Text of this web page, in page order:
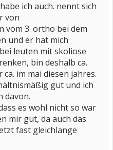
ich auch. nennt sich
von
vom 3. ortho bei dem
und er hat mich
leuten mit skoliose
bin deshalb ca.
im mai diesen jahres.
gut und ich
davon.
es wohl nicht so war
mir gut, da auch das
fast gleichlange